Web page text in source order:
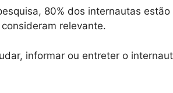
80% dos internautas
relevante.
informar ou entreter o